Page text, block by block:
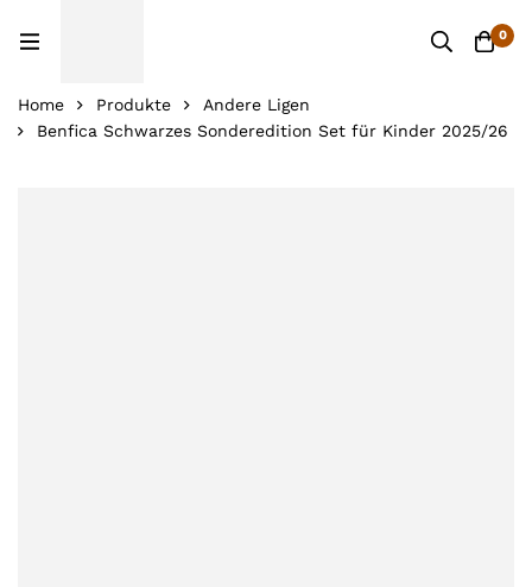
0
Home Produkte
Andere Ligen
Benfica Schwarzes Sonderedition Set für Kinder 2025/26